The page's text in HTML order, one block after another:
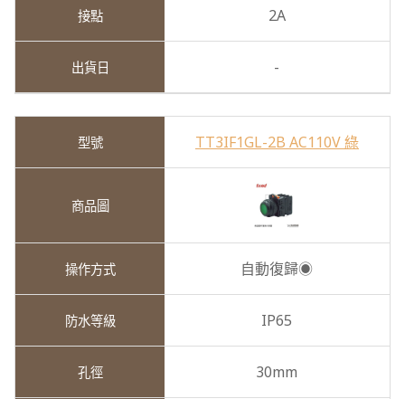
2A
-
TT3IF1GL-2B AC110V 綠
自動復歸◉
IP65
30mm